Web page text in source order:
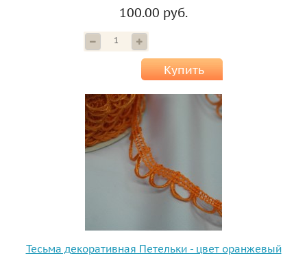
100.00 руб.
Купить
Тесьма декоративная Петельки - цвет оранжевый